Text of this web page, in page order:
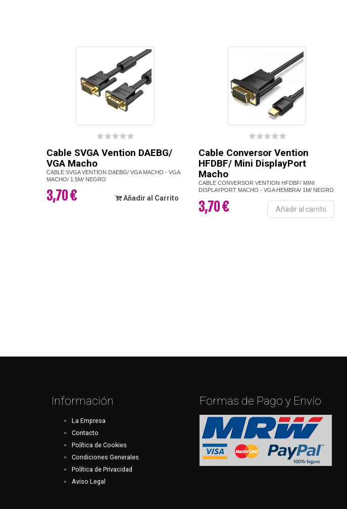
Cable SVGA Vention DAEBG/
VGA Macho
CABLE SVGA VENTION DAEBG/ VGA MACHO - VGA
MACHO/ 1.5M/ NEGRO
3,70 € Añadir al Carrito
Cable Conversor Vention
HFDBF/ Mini DisplayPort
Macho
CABLE CONVERSOR VENTION HFDBF/ MINI
DISPLAYPORT MACHO - VGA HEMBRA/ 1M/ NEGRO
3,70 € Añadir al carrito
Información
La Empresa
Contacto
Política de Cookies
Condiciones Generales
Política de Privacidad
Aviso Legal
Formas de Pago y Envío